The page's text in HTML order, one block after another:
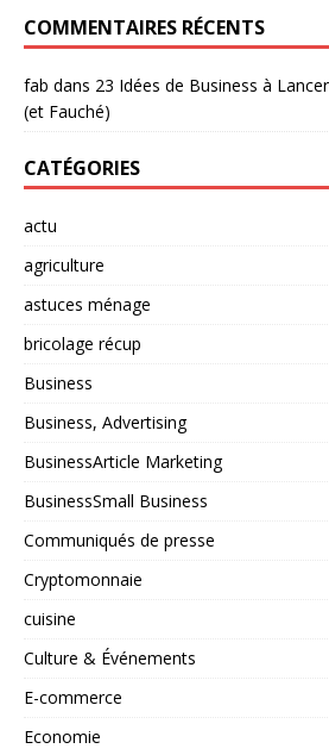
COMMENTAIRES RÉCENTS
fab dans 23 Idées de Business à
(et Fauché)
CATÉGORIES
actu
agriculture
astuces ménage
bricolage récup
Business
Business, Advertising
BusinessArticle Marketing
BusinessSmall Business
Communiqués de presse
Cryptomonnaie
cuisine
Culture & Événements
E-commerce
Economie